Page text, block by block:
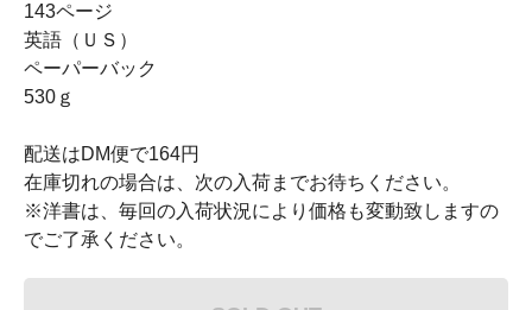
143ページ
英語（ＵＳ）
ペーパーバック
530ｇ
配送はDM便で164円
在庫切れの場合は、次の入荷までお待ちください。
※洋書は、毎回の入荷状況により価格も変動致しますの
でご了承ください。